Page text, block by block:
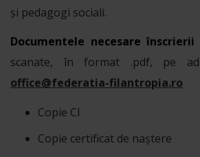
și pedagogi sociali.
Documentele necesare înscrierii
scanate, în format .pdf, pe
office@federatia-filantropia.ro
Copie CI
Copie certificat de naștere